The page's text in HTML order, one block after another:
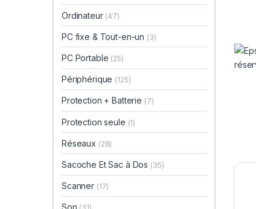
Ordinateur (47)
PC fixe & Tout-en-un (3)
PC Portable (25)
Périphérique (125)
Protection + Batterie (7)
Protection seule (1)
Réseaux (28)
Sacoche Et Sac à Dos (35)
Scanner (17)